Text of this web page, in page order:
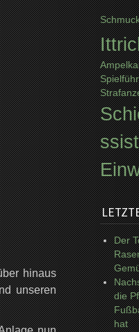
hinaus
unseren
Der
die
hat